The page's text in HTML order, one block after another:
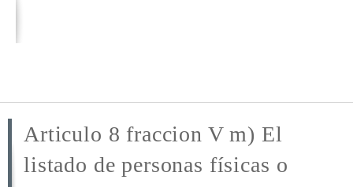
Articulo 8 fraccion V m) El
listado de personas físicas o